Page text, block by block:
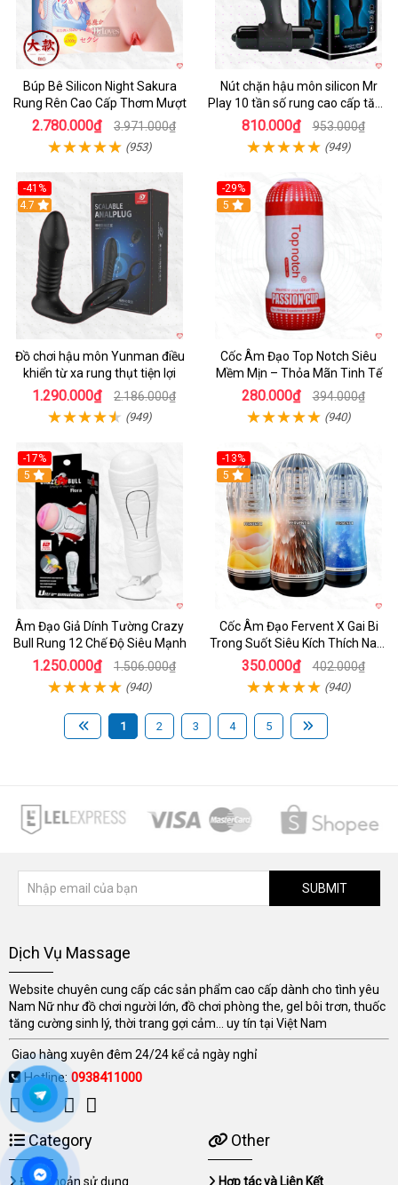
Búp Bê Silicon Night Sakura
Rung Rên Cao Cấp Thơm Mượt
2.780.000₫ 3.971.000₫
(953)
Nút chặn hậu môn silicon Mr
Play 10 tần số rung cao cấp tăng
khoái cảm
810.000₫ 953.000₫
(949)
-41%
Hot
4.7
Đồ chơi hậu môn Yunman điều
khiển từ xa rung thụt tiện lợi
1.290.000₫ 2.186.000₫
(949)
-29%
5
Cốc Âm Đạo Top Notch Siêu
Mềm Mịn – Thỏa Mãn Tinh Tế
280.000₫ 394.000₫
(940)
-17%
5
Âm Đạo Giả Dính Tường Crazy
Bull Rung 12 Chế Độ Siêu Mạnh
1.250.000₫ 1.506.000₫
(940)
-13%
Hot
5
Cốc Âm Đạo Fervent X Gai Bi
Trong Suốt Siêu Kích Thích Nam
Giới
350.000₫ 402.000₫
(940)
1 2 3 4 5
SUBMIT
Dịch Vụ Massage
Website chuyên cung cấp các sản phẩm cao cấp dành cho tình yêu
Nam Nữ như đồ chơi người lớn, đồ chơi phòng the, gel bôi trơn, thuốc
tăng cường sinh lý, thời trang gợi cảm... uy tín tại Việt Nam
Giao hàng xuyên đêm 24/24 kể cả ngày nghỉ
Hotline: 0938411000
Category
Điều khoản sử dụng
Other
Hợp tác và Liên Kết